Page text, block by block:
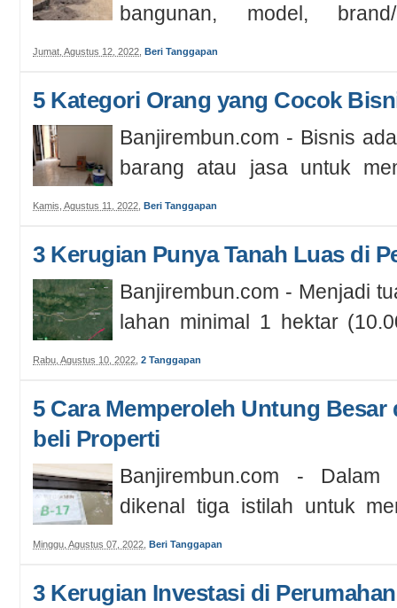
bangunan, model,
maupun l...
Jumat, Agustus 12, 2022 Beri Tanggapan
5 Kategori Orang yang Cocok
Banjirembun.com - Bisnis
barang atau jasa untuk
setiap transaksinya. Istilah
Kamis, Agustus 11, 2022 Beri Tanggapan
3 Kerugian Punya Tanah Luas di
Banjirembun.com - Menjadi
lahan minimal 1 hektar
impian banyak orang. Entah
Rabu, Agustus 10, 2022 2 Tanggapan
5 Cara Memperoleh Untung
beli Properti
Banjirembun.com - Dalam
dikenal tiga istilah untuk
atau capaian. Yakni meliputi
Minggu, Agustus 07, 2022 Beri Tanggapan
3 Kerugian Investasi di